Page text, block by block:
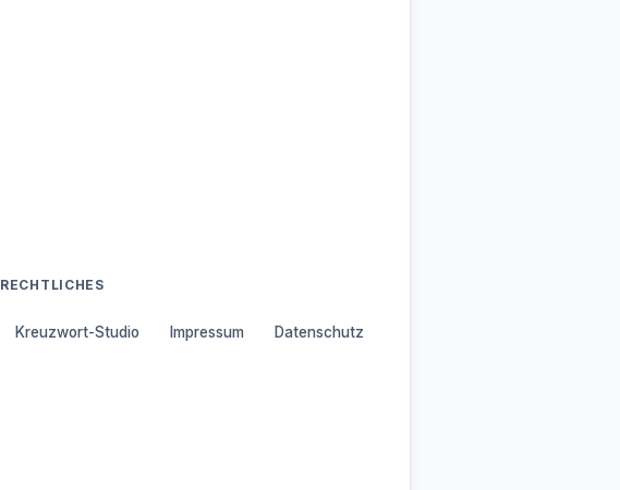
RECHTLICHES
Kreuzwort-Studio Impressum Datenschutz